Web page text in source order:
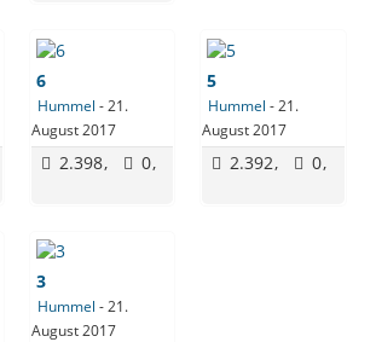
6
Hummel -21.
August 2017
2.398 0
5
Hummel -21.
August 2017
2.392 0
3
Hummel -21.
August 2017